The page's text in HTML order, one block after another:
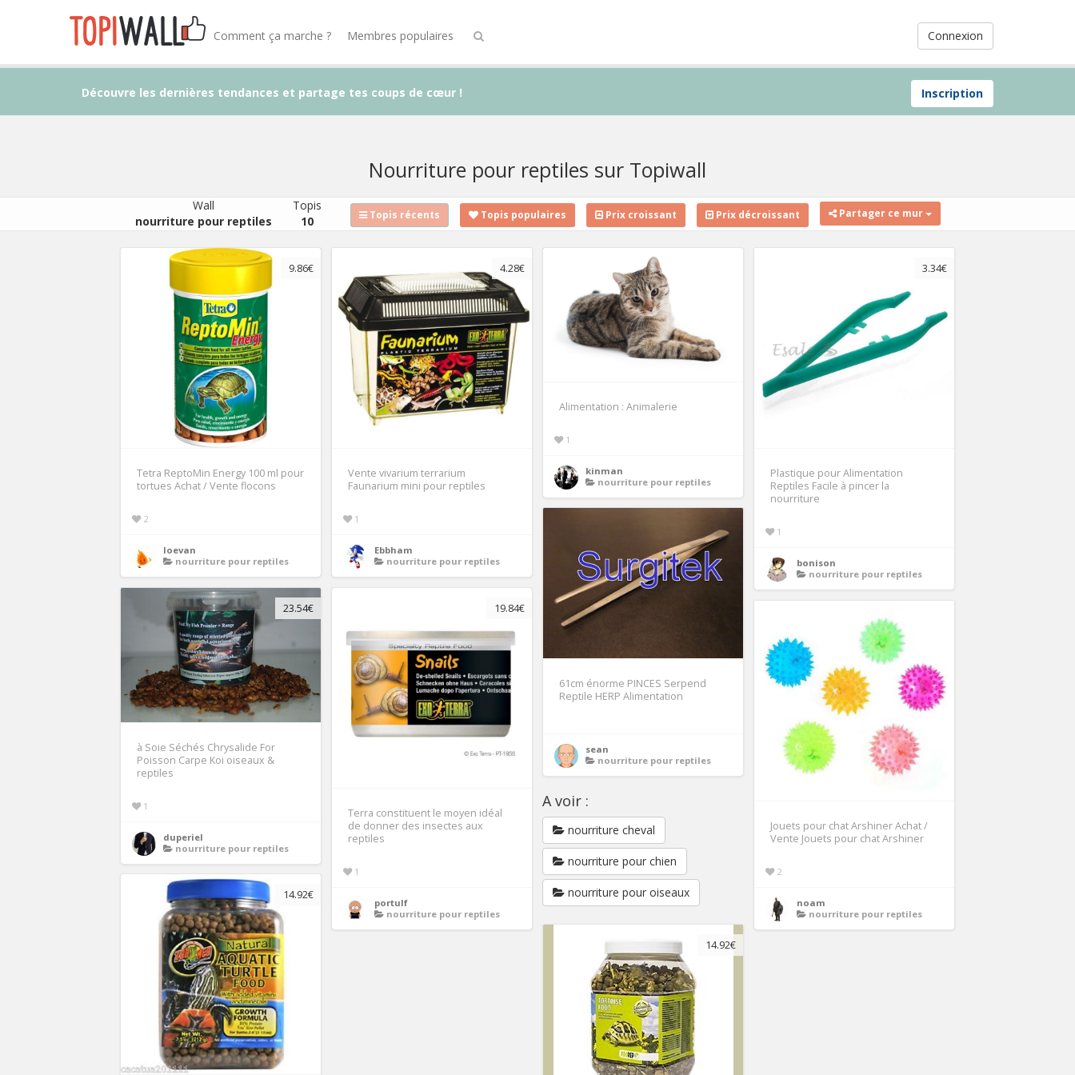
Connexion
Comment ça marche ? Membres populaires
Inscription
Découvre les dernières tendances et partage tes coups de cœur !
Nourriture pour reptiles sur Topiwall
Wall
nourriture pour reptiles
Topis
10
Topis récents Topis populaires Prix croissant Prix décroissant Partager ce mur
9.86€
Tetra ReptoMin Energy 100 ml pour
tortues Achat / Vente flocons
2
loevan
nourriture pour reptiles
4.28€
Vente vivarium terrarium
Faunarium mini pour reptiles
1
Ebbham
nourriture pour reptiles
Alimentation : Animalerie
1
kinman
nourriture pour reptiles
3.34€
Plastique pour Alimentation
Reptiles Facile à pincer la
nourriture
1
bonison
nourriture pour reptiles
61cm énorme PINCES Serpend
Reptile HERP Alimentation
sean
nourriture pour reptiles
23.54€
à Soie Séchés Chrysalide For
Poisson Carpe Koi oiseaux &
reptiles
1
duperiel
nourriture pour reptiles
19.84€
Terra constituent le moyen idéal
de donner des insectes aux
reptiles
1
portulf
nourriture pour reptiles
Jouets pour chat Arshiner Achat /
Vente Jouets pour chat Arshiner
2
noam
nourriture pour reptiles
A voir :
nourriture cheval
nourriture pour chien
nourriture pour oiseaux
14.92€
14.92€